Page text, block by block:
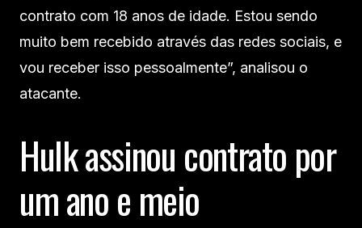
contrato com 18 anos de idade. Estou sendo
muito bem recebido através das redes sociais, e
vou receber isso pessoalmente”, analisou o
atacante.
Hulk assinou contrato por
um ano e meio